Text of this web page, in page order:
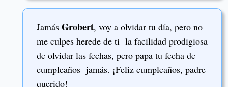
Jamás Grobert, voy a olvidar tu día, pero no
me culpes herede de ti la facilidad prodigiosa
de olvidar las fechas, pero papa tu fecha de
cumpleaños jamás. ¡Feliz cumpleaños, padre
querido!